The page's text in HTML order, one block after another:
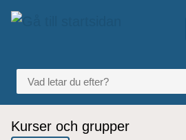
Gå till innehåll
till sidomeny
VAD LETAR DU EFTER?
Du är här:
Kurser och grupper